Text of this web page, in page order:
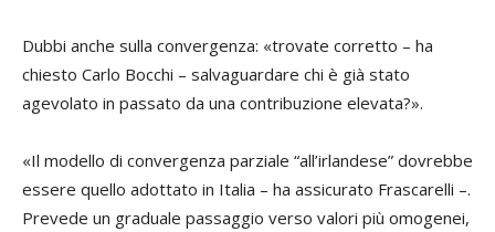
Dubbi anche sulla convergenza: «trovate corretto – ha
chiesto Carlo Bocchi – salvaguardare chi è già stato
agevolato in passato da una contribuzione elevata?».
«Il modello di convergenza parziale “all’irlandese” dovrebbe
essere quello adottato in Italia – ha assicurato Frascarelli –.
Prevede un graduale passaggio verso valori più omogenei,